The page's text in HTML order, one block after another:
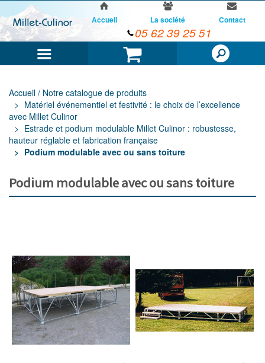
Panier
Accueil La société Contact
05 62 39 25 51
Accueil / Notre catalogue de produits
Matériel événementiel et festivité : le choix de l’excellence
avec Millet Culinor
Estrade et podium modulable Millet Culinor : robustesse,
hauteur réglable et fabrication française
Podium modulable avec ou sans toiture
Podium modulable avec ou sans toiture